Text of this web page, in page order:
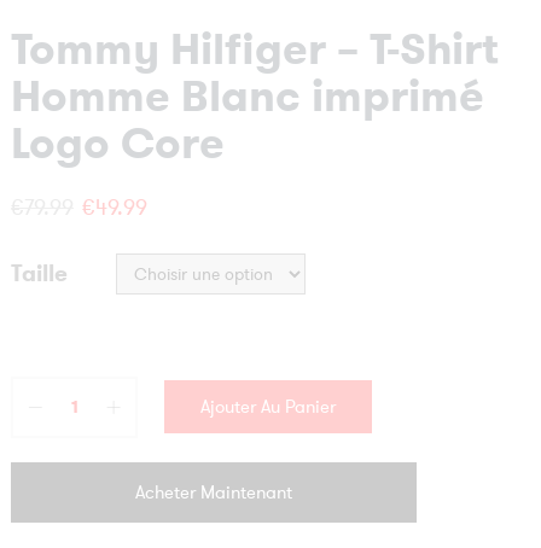
Tommy Hilfiger – T-Shirt
Homme Blanc imprimé
Logo Core
Le
prix
initial
€79.99.
€49.99
prix
actuel
€49.99.
Taille
Ajouter Au Panier
Acheter Maintenant